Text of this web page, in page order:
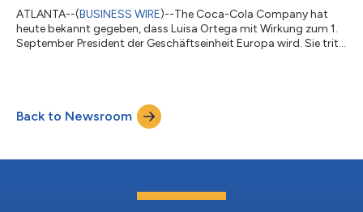
ATLANTA--(BUSINESS WIRE)--The Coca-Cola Company hat
heute bekannt gegeben, dass Luisa Ortega mit Wirkung zum 1.
September President der Geschäftseinheit Europa wird. Sie tritt
Unternehmen verbleiben. Er wird außerdem Mitglied des
Verwaltungsrats von Hindustan Coca-Cola Beverages Pvt. Ltd.,
einem unternehmenseigenen Abfüller in I...
Back to Newsroom